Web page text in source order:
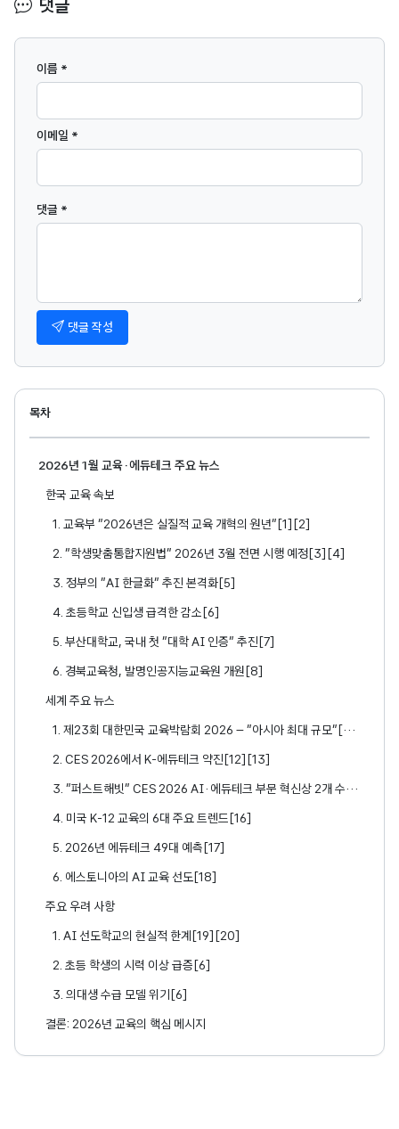
댓글
이름 *
이메일 *
댓글 *
댓글 작성
목차
2026년 1월 교육·에듀테크 주요 뉴스
한국 교육 속보
1. 교육부 “2026년은 실질적 교육 개혁의 원년”[1][2]
2. “학생맞춤통합지원법” 2026년 3월 전면 시행 예정[3][4]
3. 정부의 “AI 한글화” 추진 본격화[5]
4. 초등학교 신입생 급격한 감소[6]
5. 부산대학교, 국내 첫 “대학 AI 인증” 추진[7]
6. 경북교육청, 발명인공지능교육원 개원[8]
세계 주요 뉴스
1. 제23회 대한민국 교육박람회 2026 – “아시아 최대 규모”[9][10][11]
2. CES 2026에서 K-에듀테크 약진[12][13]
3. “퍼스트해빗” CES 2026 AI·에듀테크 부문 혁신상 2개 수상[14][15]
4. 미국 K-12 교육의 6대 주요 트렌드[16]
5. 2026년 에듀테크 49대 예측[17]
6. 에스토니아의 AI 교육 선도[18]
주요 우려 사항
1. AI 선도학교의 현실적 한계[19][20]
2. 초등 학생의 시력 이상 급증[6]
3. 의대생 수급 모델 위기[6]
결론: 2026년 교육의 핵심 메시지